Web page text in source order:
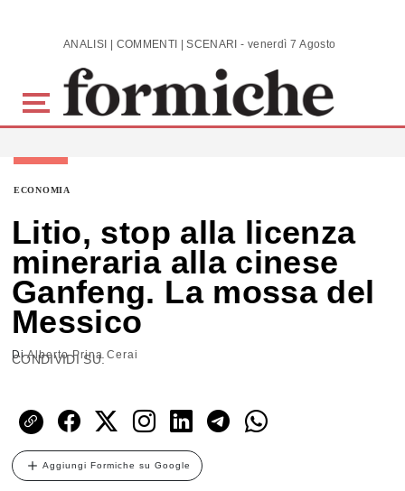
Skip to main content ANALISI | COMMENTI | SCENARI - venerdì 7 Agosto 2026
ECONOMIA
Litio, stop alla licenza
mineraria alla cinese
Ganfeng. La mossa del
Messico
DiAlberto Prina Cerai
CONDIVIDI SU:
Aggiungi Formiche su Google